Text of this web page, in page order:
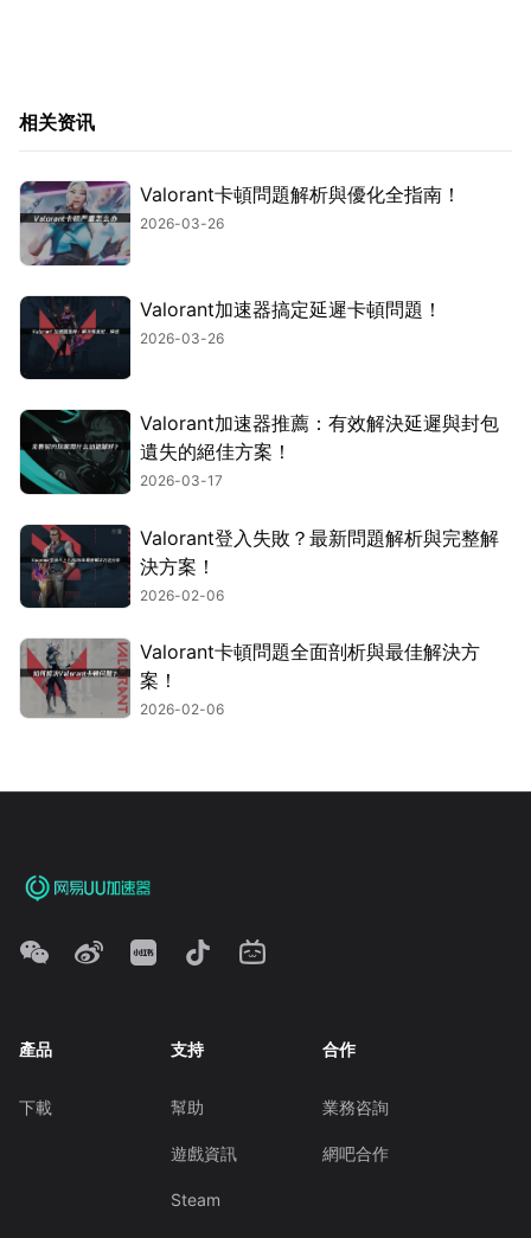
相关资讯
Valorant卡頓問題解析與優化全指南！
2026-03-26
Valorant加速器搞定延遲卡頓問題！
2026-03-26
Valorant加速器推薦：有效解決延遲與封包
遺失的絕佳方案！
2026-03-17
Valorant登入失敗？最新問題解析與完整解
決方案！
2026-02-06
Valorant卡頓問題全面剖析與最佳解決方
案！
2026-02-06
產品
下載
支持
幫助
遊戲資訊
Steam
合作
業務咨詢
網吧合作